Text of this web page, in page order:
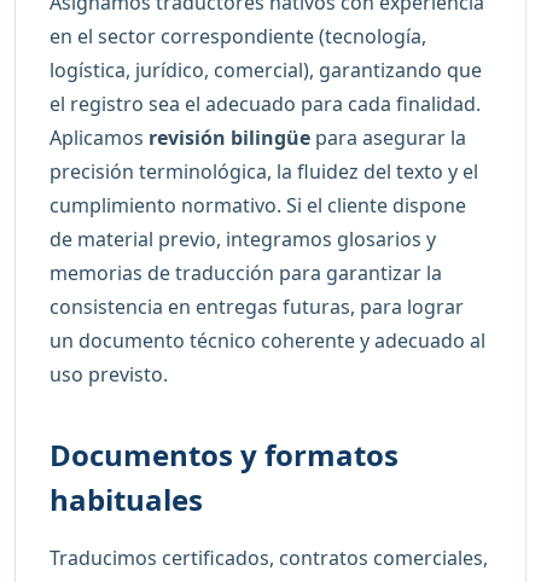
en el sector correspondiente (tecnología,
logística, jurídico, comercial), garantizando que
el registro sea el adecuado para cada finalidad.
Aplicamos revisión bilingüe para asegurar la
precisión terminológica, la fluidez del texto y el
cumplimiento normativo. Si el cliente dispone
de material previo, integramos glosarios y
memorias de traducción para garantizar la
consistencia en entregas futuras, para lograr
un documento técnico coherente y adecuado al
uso previsto.
Documentos y formatos
habituales
Traducimos certificados, contratos comerciales,